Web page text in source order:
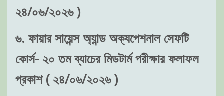
২৪/০৬/২০২৬ )
৬. ফায়ার সায়েন্স অ্যান্ড অক্যপেশনাল সেফটি
কোর্স- ২০ তম ব্যাচের মিডটার্ম পরীক্ষার ফলাফল
প্রকাশ ( ২৪/০৬/২০২৬ )